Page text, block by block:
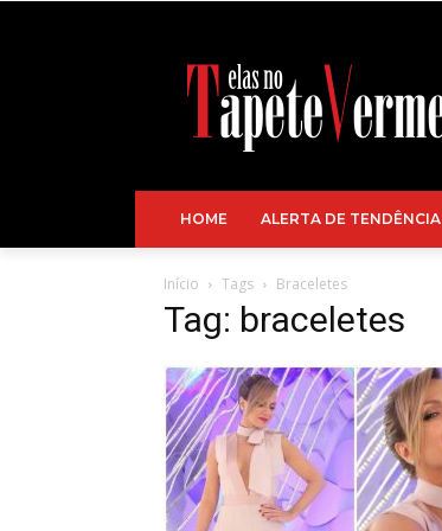
HOME ALERTA DE TENDÊNCIA
Início Tags Braceletes
Tag: braceletes